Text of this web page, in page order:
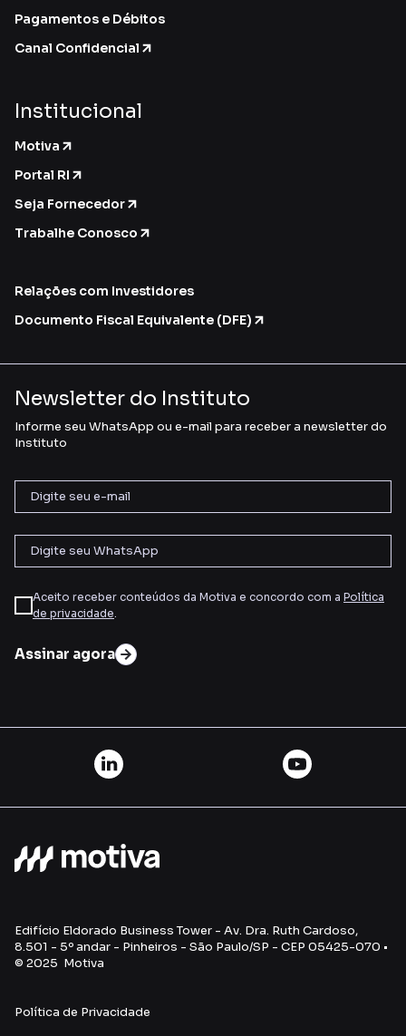
Pagamentos e Débitos
Canal Confidencial
Institucional
Motiva
Portal RI
Seja Fornecedor
Trabalhe Conosco
Relações com Investidores
Documento Fiscal Equivalente (DFE)
Newsletter do Instituto
Informe seu WhatsApp ou e-mail para receber a newsletter do
Instituto
Aceito receber conteúdos da Motiva e concordo com a Política
de privacidade.
Assinar agora
Edifício Eldorado Business Tower - Av. Dra. Ruth Cardoso,
8.501 - 5º andar - Pinheiros - São Paulo/SP - CEP 05425-070 •
© 2025 Motiva
Política de Privacidade